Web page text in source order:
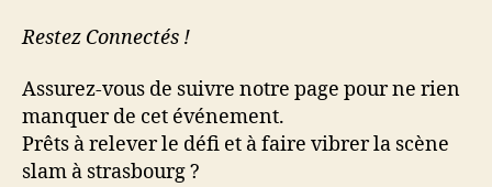
Restez Connectés !
Assurez-vous de suivre notre page pour ne rien
manquer de cet événement.
Prêts à relever le défi et à faire vibrer la scène
slam à strasbourg ?